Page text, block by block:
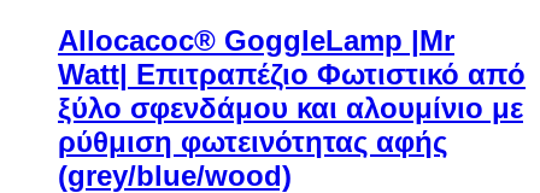
Allocacoc® GoggleLamp |Mr
Watt| Επιτραπέζιο Φωτιστικό από
ξύλο σφενδάμου και αλουμίνιο με
ρύθμιση φωτεινότητας αφής
(grey/blue/wood)